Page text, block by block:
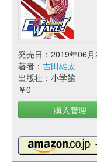
発売日：2019年06月
著者： 吉田雄太
出版社：小学館
￥0
購入管理